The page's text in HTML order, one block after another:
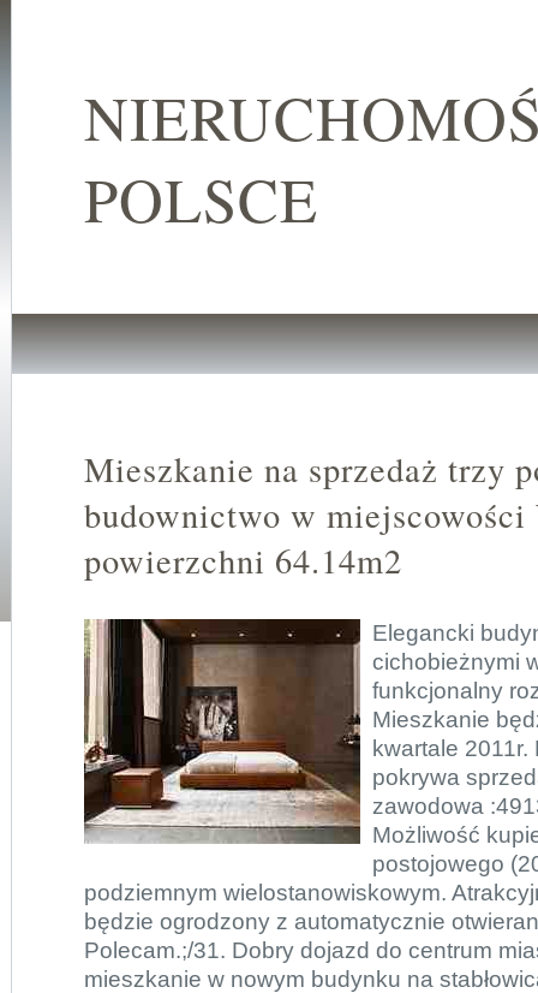
POLSCE
Mieszkanie na sprzedaż trzy
budownictwo w miejscowości
powierzchni 64.14m2
Elegancki
cichobieżnymi
funkcjonalny
Mieszkanie
kwartale
pokrywa
zawodowa
Możliwość
postojowego
podziemnym wielostanowiskowym.
będzie ogrodzony z automatycznie
Polecam.;/31. Dobry dojazd do centrum
mieszkanie w nowym budynku na